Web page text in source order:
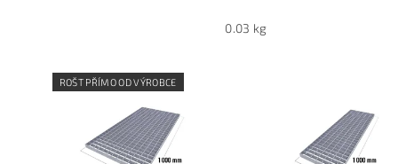
0.03 kg
ROŠT PŘÍMO OD VÝROBCE